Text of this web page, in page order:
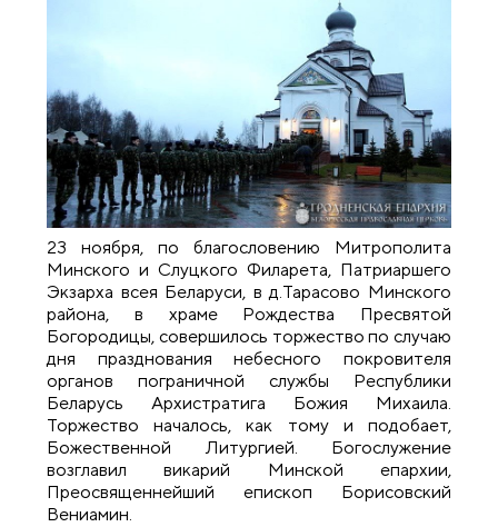
23 ноября, по благословению Митрополита
Минского и Слуцкого Филарета, Патриаршего
Экзарха всея Беларуси, в д.Тарасово Минского
района, в храме Рождества Пресвятой
Богородицы, совершилось торжество по случаю
дня празднования небесного покровителя
органов пограничной службы Республики
Беларусь Архистратига Божия Михаила.
Торжество началось, как тому и подобает,
Божественной Литургией. Богослужение
возглавил викарий Минской епархии,
Преосвященнейший епископ Борисовский
Вениамин.